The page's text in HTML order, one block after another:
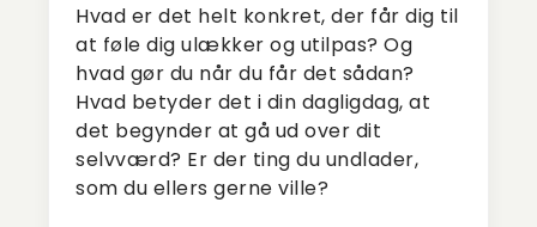
Hvad er det helt konkret, der får dig til
at føle dig ulækker og utilpas? Og
hvad gør du når du får det sådan?
Hvad betyder det i din dagligdag, at
det begynder at gå ud over dit
selvværd? Er der ting du undlader,
som du ellers gerne ville?